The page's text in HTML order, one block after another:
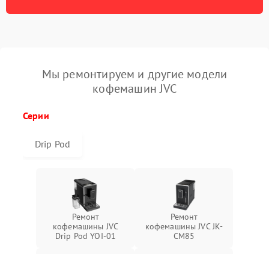
Мы ремонтируем и другие модели
кофемашин JVC
Серии
Drip Pod
Ремонт
кофемашины JVC
Drip Pod YOI-01
Ремонт
кофемашины JVC JK-
CM85